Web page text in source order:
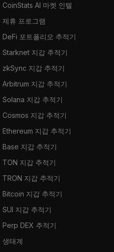
CoinStats AI 마켓 인텔
제휴 프로그램
DeFi 포트폴리오 추적기
Starknet 지갑 추적기
zkSync 지갑 추적기
Arbitrum 지갑 추적기
Solana 지갑 추적기
Cosmos 지갑 추적기
Ethereum 지갑 추적기
Base 지갑 추적기
TON 지갑 추적기
TRON 지갑 추적기
Bitcoin 지갑 추적기
SUI 지갑 추적기
Perp DEX 추적기
생태계